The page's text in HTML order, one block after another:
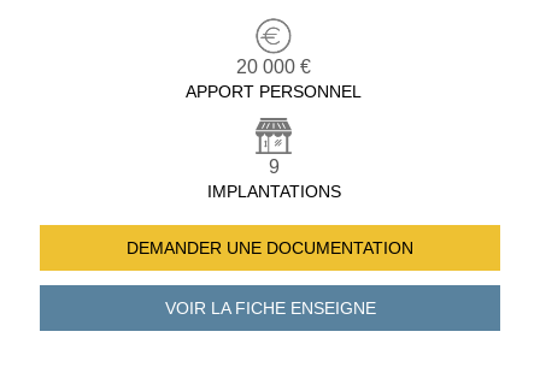
20 000 €
APPORT PERSONNEL
9
IMPLANTATIONS
DEMANDER UNE DOCUMENTATION
VOIR LA FICHEENSEIGNE